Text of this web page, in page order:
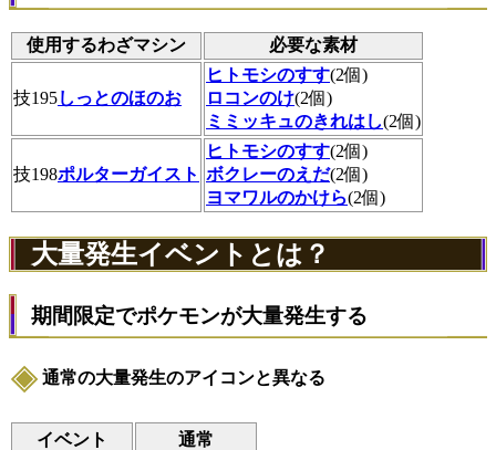
使用するわざマシン 必要な素材
技195しっとのほのお
ヒトモシのすす(2個)
ロコンのけ(2個)
ミミッキュのきれはし(2個)
技198ポルターガイスト
ヒトモシのすす(2個)
ボクレーのえだ(2個)
ヨマワルのかけら(2個)
大量発生イベントとは？
期間限定でポケモンが大量発生する
通常の大量発生のアイコンと異なる
イベント 通常